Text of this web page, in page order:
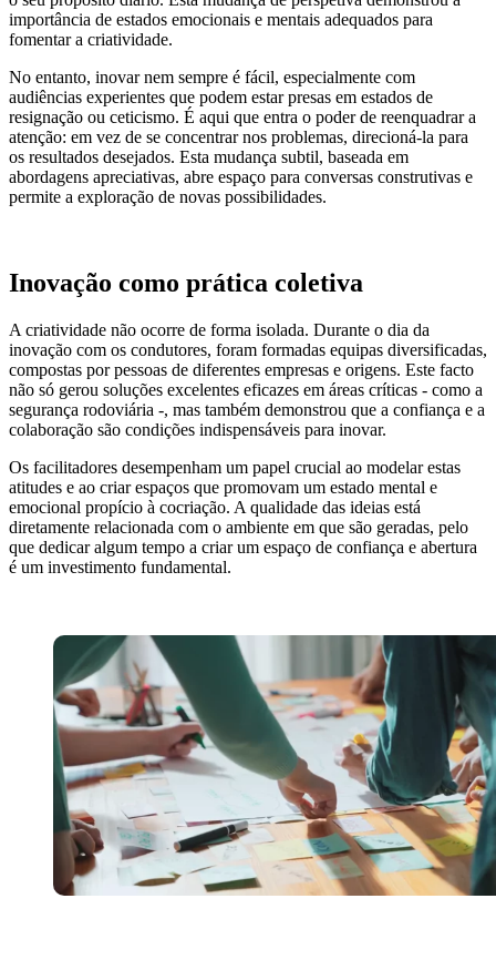
importância de estados emocionais e mentais adequados para
fomentar a criatividade.
No entanto, inovar nem sempre é fácil, especialmente com
audiências experientes que podem estar presas em estados de
resignação ou ceticismo. É aqui que entra o poder de reenquadrar a
atenção: em vez de se concentrar nos problemas, direcioná-la para
os resultados desejados. Esta mudança subtil, baseada em
abordagens apreciativas, abre espaço para conversas construtivas e
permite a exploração de novas possibilidades.
Inovação como prática coletiva
A criatividade não ocorre de forma isolada. Durante o dia da
inovação com os condutores, foram formadas equipas diversificadas,
compostas por pessoas de diferentes empresas e origens. Este facto
não só gerou soluções excelentes eficazes em áreas críticas - como a
segurança rodoviária -, mas também demonstrou que a confiança e a
colaboração são condições indispensáveis para inovar.
Os facilitadores desempenham um papel crucial ao modelar estas
atitudes e ao criar espaços que promovam um estado mental e
emocional propício à cocriação. A qualidade das ideias está
diretamente relacionada com o ambiente em que são geradas, pelo
que dedicar algum tempo a criar um espaço de confiança e abertura
é um investimento fundamental.